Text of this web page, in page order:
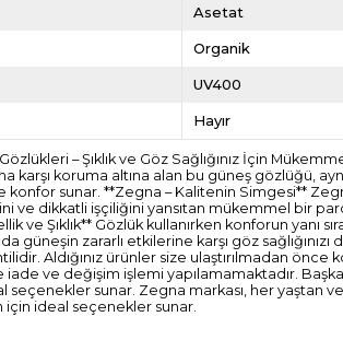
Asetat
Organik
UV400
Hayır
– Şıklık ve Göz Sağlığınız İçin
karşı koruma altına alan bu güneş gözlüğü,
sunar. **Zegna – Kalitenin Simgesi**
ve dikkatli işçiliğini yansıtan mükemmel bir
ve Şıklık** Gözlük kullanırken konforun yanı
güneşin zararlı etkilerine karşı göz
Aldığınız ürünler size ulaştırılmadan
iade ve değişim işlemi yapılamamaktadır.
seçenekler sunar. Zegna markası, her yaştan
için ideal seçenekler sunar.